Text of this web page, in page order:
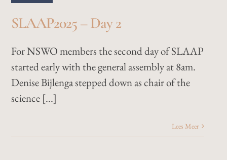
SLAAP2025 – Day 2
For NSWO members the second day of SLAAP
started early with the general assembly at 8am.
Denise Bijlenga stepped down as chair of the
science [...]
Lees Meer